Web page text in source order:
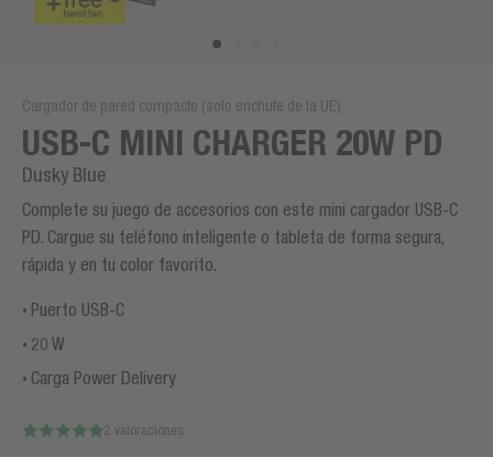
Cargador de pared compacto (solo enchufe de la UE)
USB-C MINI CHARGER 20W PD
Dusky Blue
Complete su juego de accesorios con este mini cargador USB-C
PD. Cargue su teléfono inteligente o tableta de forma segura,
rápida y en tu color favorito.
Puerto USB-C
20 W
Carga Power Delivery
2 valoraciones